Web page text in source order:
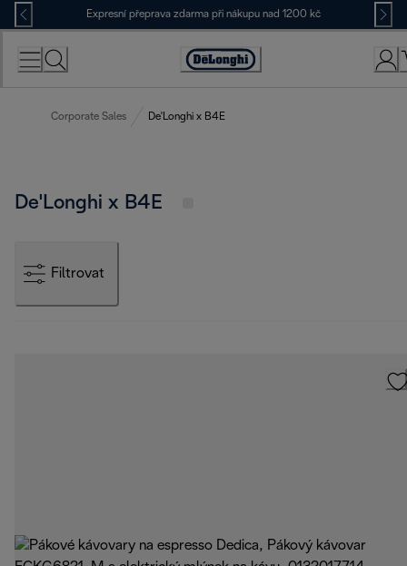
Skip
to
Content
Expresní přeprava zdarma při nákupu nad 1200 kč
Accessibility
Corporate Sales De'Longhi x B4E
De'Longhi x B4E
Filtrovat